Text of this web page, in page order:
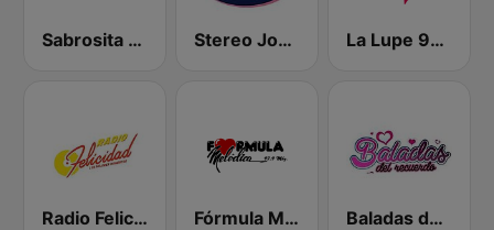
Sabrosita 590 AM Stereo Joya FM La Lupe 96.7 FM | León
Radio Felicidad 1180 AM Fórmula Melódica Baladas del Recuerdo